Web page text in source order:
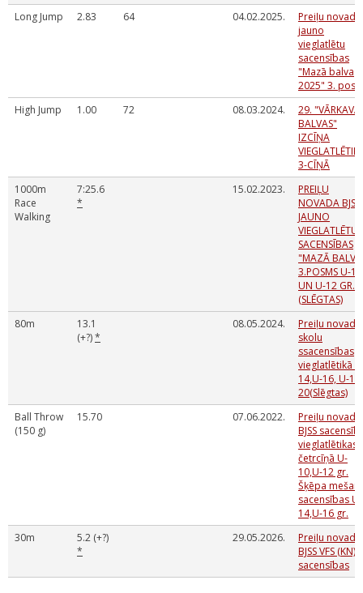
Long Jump
2.83 64 04.02.2025.
Preiļu novada
jauno
vieglatlētu
sacensības
"Mazā balva
2025" 3.
High Jump
1.00 72 08.03.2024.
29.
BALVAS"
IZCĪŅA
3-CĪŅĀ
1000m
Race
Walking
7:25.6
*
15.02.2023.
PREIĻU
NOVADA BJSS
JAUNO
VIEGLATLĒTU
SACENSĪBAS
"MAZĀ
3.POSMS U-14
UN U-12 GR.
(SLĒGTAS)
80m
13.1
(+?)*
08.05.2024.
Preiļu novada
skolu
ssacensības
vieglatlētikā
14,U-16, U-18-
20(Slēgtas)
Ball Throw
(150 g)
15.70 07.06.2022.
Preiļu novada
BJSS
vieglatlētikas
četrcīņā U-
10,U-12 gr.
Šķēpa
sacensības U-
14,U-16 gr.
30m
5.2 (+?)
*
29.05.2026.
Preiļu novada
BJSS VFS (KN)
sacensības